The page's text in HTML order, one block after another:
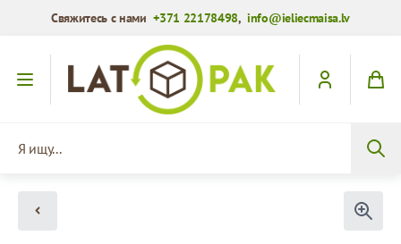
Свяжитесь с нами+371 22178498,info@ieliecmaisa.lv
Перейти к содержимому